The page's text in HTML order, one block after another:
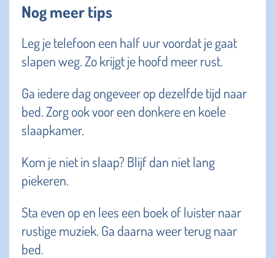
Nog meer tips
Leg je telefoon een half uur voordat je gaat
slapen weg. Zo krijgt je hoofd meer rust.
Ga iedere dag ongeveer op dezelfde tijd naar
bed. Zorg ook voor een donkere en koele
slaapkamer.
Kom je niet in slaap? Blijf dan niet lang
piekeren.
Sta even op en lees een boek of luister naar
rustige muziek. Ga daarna weer terug naar
bed.